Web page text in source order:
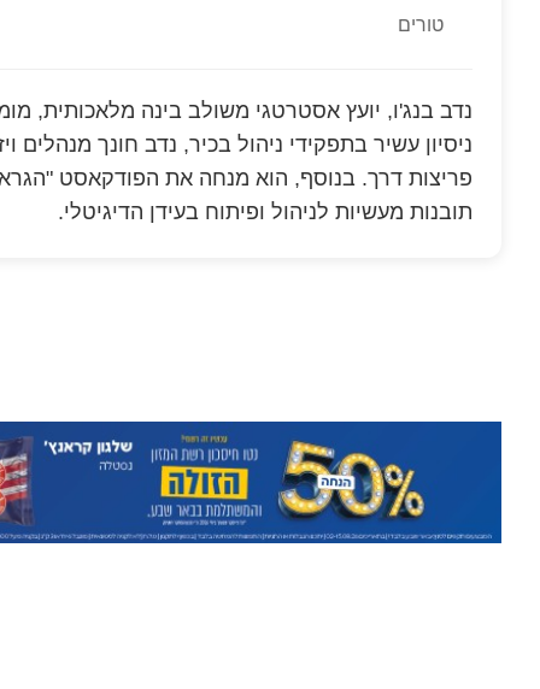
טורים
נדב בנג'ו, יועץ אסטרטגי משולב בינה מלאכותית,
פריצות דרך. בנוסף, הוא מנחה את הפודקאסט
תובנות מעשיות לניהול ופיתוח בעידן הדיגיטלי.